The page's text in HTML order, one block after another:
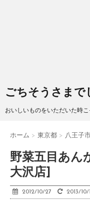
ごちそうさまで
おいしいものをいただいた時
ホーム > 東京都 > 八王子
野菜五目あん
大沢店]
2012/10/27 2013/10/